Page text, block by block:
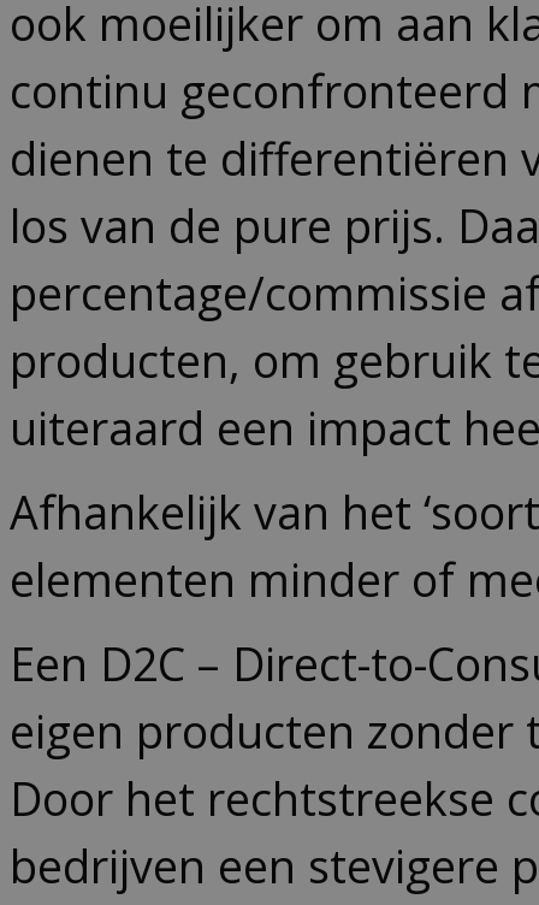
ook moeilijker om aan
continu geconfronteerd
dienen te differentiëren
los van de pure prijs.
percentage/commissie
producten, om gebruik
uiteraard een impact
Afhankelijk van het
elementen minder of
Een D2C – Direct-to-
eigen producten zonder
Door het rechtstreekse
bedrijven een stevigere